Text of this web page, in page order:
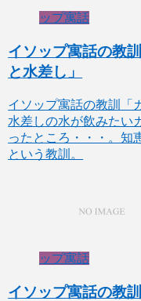
ップ寓話
イソップ寓話の教
と水差し」
イソップ寓話の教訓「
水差しの水が飲みたい
ったところ・・・。知
という教訓。
ップ寓話
イソップ寓話の教